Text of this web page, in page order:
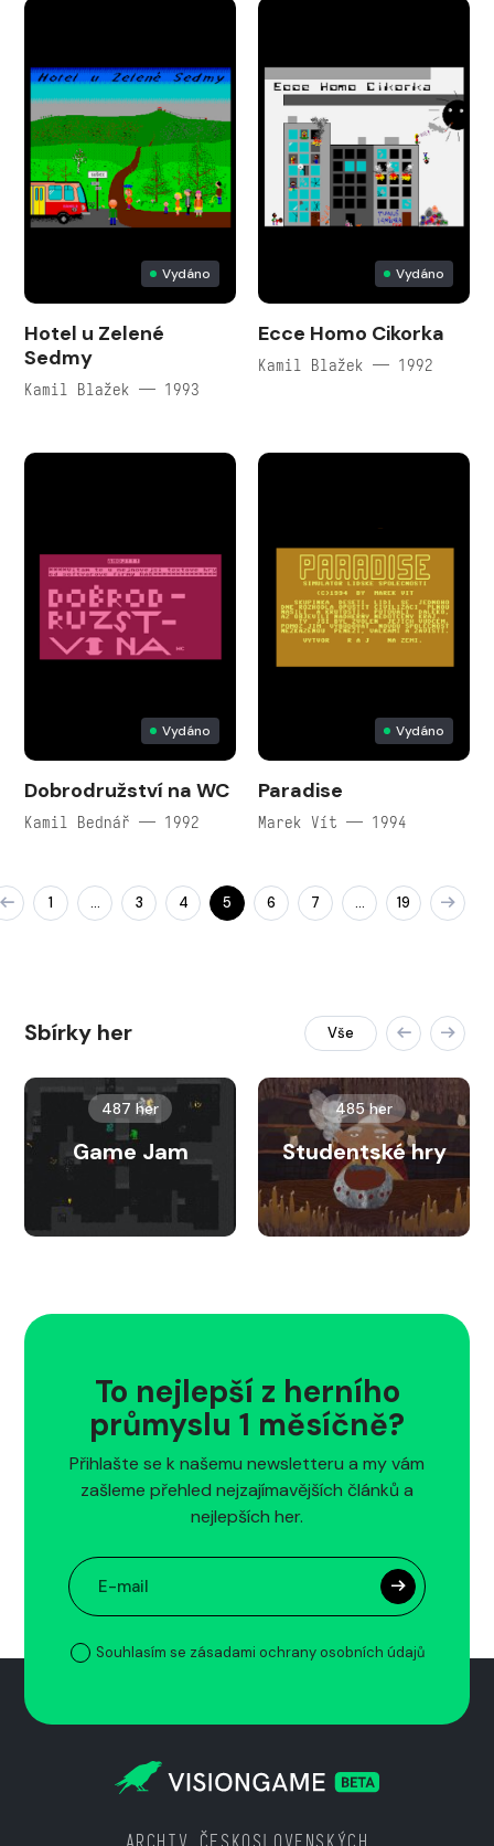
Vydáno
Hotel u Zelené
Sedmy
Kamil Blažek — 1993
Vydáno
Ecce Homo Cikorka
Kamil Blažek — 1992
Vydáno
Dobrodružství na WC
Kamil Bednář — 1992
Vydáno
Paradise
Marek Vít — 1994
1 … 3 4 5 6 7 … 19
Sbírky her Vše
487 her
Game Jam
485 her
Studentské hry
To nejlepší z herního
průmyslu 1 měsíčně?
Přihlašte se k našemu newsletteru a my vám
zašleme přehled nejzajímavějších článků a
nejlepších her.
Souhlasím se zásadami ochrany osobních údajů